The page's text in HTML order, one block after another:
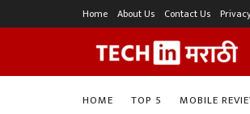
Home About Us Contact Us
HOME TOP 5 MOBILE